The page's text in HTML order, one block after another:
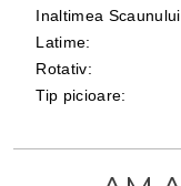
Inaltimea Scaunului
Latime:
Rotativ:
Tip picioare: